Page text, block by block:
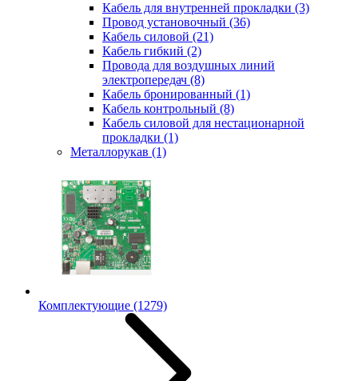
Кабель для внутренней прокладки (3)
Провод установочный (36)
Кабель силовой (21)
Кабель гибкий (2)
Провода для воздушных линий
электропередач (8)
Кабель бронированный (1)
Кабель контрольный (8)
Кабель силовой для нестационарной
прокладки (1)
Металлорукав (1)
Комплектующие (1279)